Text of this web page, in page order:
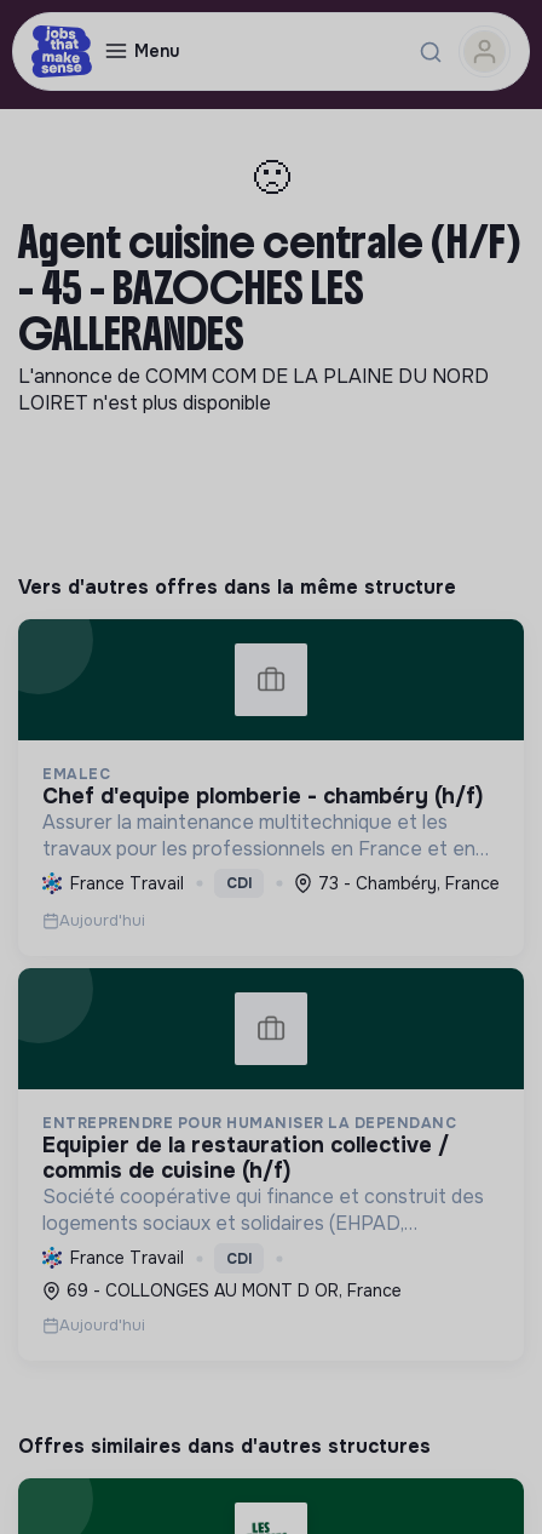
Menu
🙁
Agent cuisine centrale (H/F)
- 45 - BAZOCHES LES
GALLERANDES
L'annonce de COMM COM DE LA PLAINE DU NORD
LOIRET n'est plus disponible
Vers d'autres offres dans la même structure
EMALEC
chef d'equipe plomberie - chambéry (h/f)
Assurer la maintenance multitechnique et les
travaux pour les professionnels en France et en
Europe, en intégrant des solutions durables et en
promouvant un environnement de travail éthique
et inclusi...
France Travail CDI 73 - Chambéry, France
Aujourd'hui
ENTREPRENDRE POUR HUMANISER LA DEPENDANC
equipier de la restauration collective /
commis de cuisine (h/f)
Société coopérative qui finance et construit des
logements sociaux et solidaires (EHPAD,
intergénérationnels) pour personnes fragilisées et
à faibles ressources, favorisant l'inclusion et la
maîtrise ...
France Travail CDI
69 - COLLONGES AU MONT D OR, France
Aujourd'hui
Offres similaires dans d'autres structures